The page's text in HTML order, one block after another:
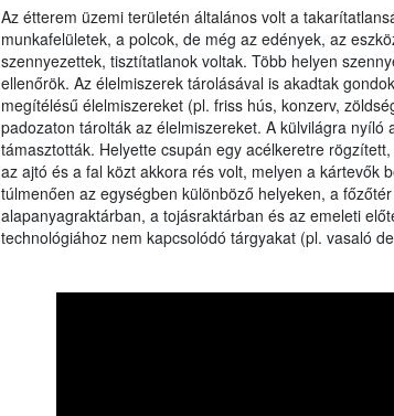
Az étterem üzemi területén általános volt a
munkafelületek, a polcok, de még az edények, az
szennyezettek, tisztítatlanok voltak. Több helyen
ellenőrök. Az élelmiszerek tárolásával is akadtak
megítélésű élelmiszereket (pl. friss hús, konzerv,
padozaton tárolták az élelmiszereket. A külvilágra
támasztották. Helyette csupán egy acélkeretre
az ajtó és a fal közt akkora rés volt, melyen a kártevők
túlmenően az egységben különböző helyeken, a
alapanyagraktárban, a tojásraktárban és az emeleti
technológiához nem kapcsolódó tárgyakat (pl. vasaló